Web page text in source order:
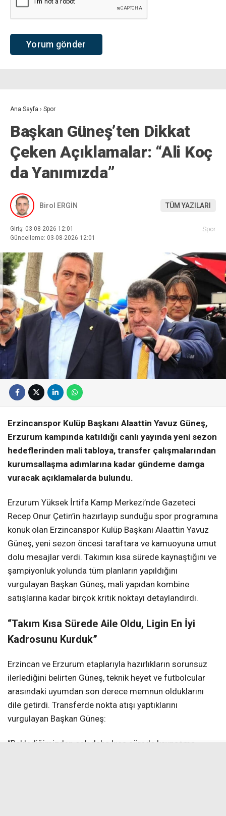
Ana Sayfa › Spor
Başkan Güneş’ten Dikkat
Çeken Açıklamalar: “Ali Koç
da Yanımızda”
Birol ERGİN TÜM YAZILARI
Giriş: 03-08-2026 12:01
Güncelleme: 03-08-2026 12:01
Spor
Erzincanspor Kulüp Başkanı Alaattin Yavuz Güneş,
Erzurum kampında katıldığı canlı yayında yeni sezon
hedeflerinden mali tabloya, transfer çalışmalarından
kurumsallaşma adımlarına kadar gündeme damga
vuracak açıklamalarda bulundu.
Erzurum Yüksek İrtifa Kamp Merkezi’nde Gazeteci
Recep Onur Çetin’in hazırlayıp sunduğu spor programına
konuk olan Erzincanspor Kulüp Başkanı Alaattin Yavuz
Güneş, yeni sezon öncesi taraftara ve kamuoyuna umut
dolu mesajlar verdi. Takımın kısa sürede kaynaştığını ve
şampiyonluk yolunda tüm planların yapıldığını
vurgulayan Başkan Güneş, mali yapıdan kombine
satışlarına kadar birçok kritik noktayı detaylandırdı.
“Takım Kısa Sürede Aile Oldu, Ligin En İyi
Kadrosunu Kurduk”
Erzincan ve Erzurum etaplarıyla hazırlıkların sorunsuz
ilerlediğini belirten Güneş, teknik heyet ve futbolcular
arasındaki uyumdan son derece memnun olduklarını
dile getirdi. Transferde nokta atışı yaptıklarını
vurgulayan Başkan Güneş:
“Beklediğimizden çok daha kısa sürede kaynaşma